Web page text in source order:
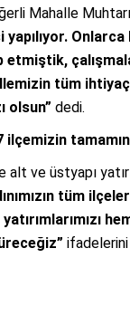
Mahalle
yapılıyor.
etmiştik,
tüm
olsun” dedi.
alt ve üstyapı
tüm
ifadelerini